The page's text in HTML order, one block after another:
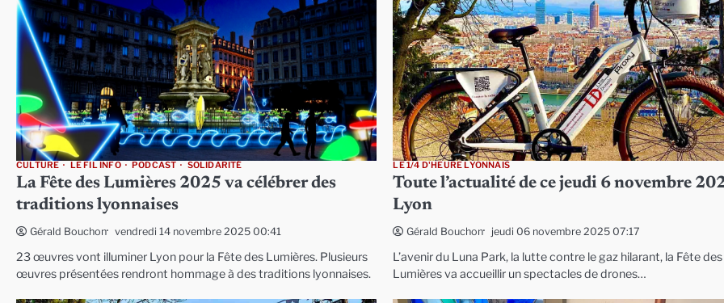
CULTURE LE FIL INFO PODCAST SOLIDARITÉ
La Fête des Lumières 2025 va célébrer des
traditions lyonnaises
Gérald Bouchon vendredi 14 novembre 2025 00:41
23 œuvres vont illuminer Lyon pour la Fête des Lumières. Plusieurs
œuvres présentées rendront hommage à des traditions lyonnaises.
LE 1/4 D'HEURE LYONNAIS
Toute l’actualité de ce jeudi 6 novembre
Lyon
Gérald Bouchon jeudi 06 novembre 2025 07:17
L’avenir du Luna Park, la lutte contre le gaz hilarant, la Fête des
Lumières va accueillir un spectacles de drones…